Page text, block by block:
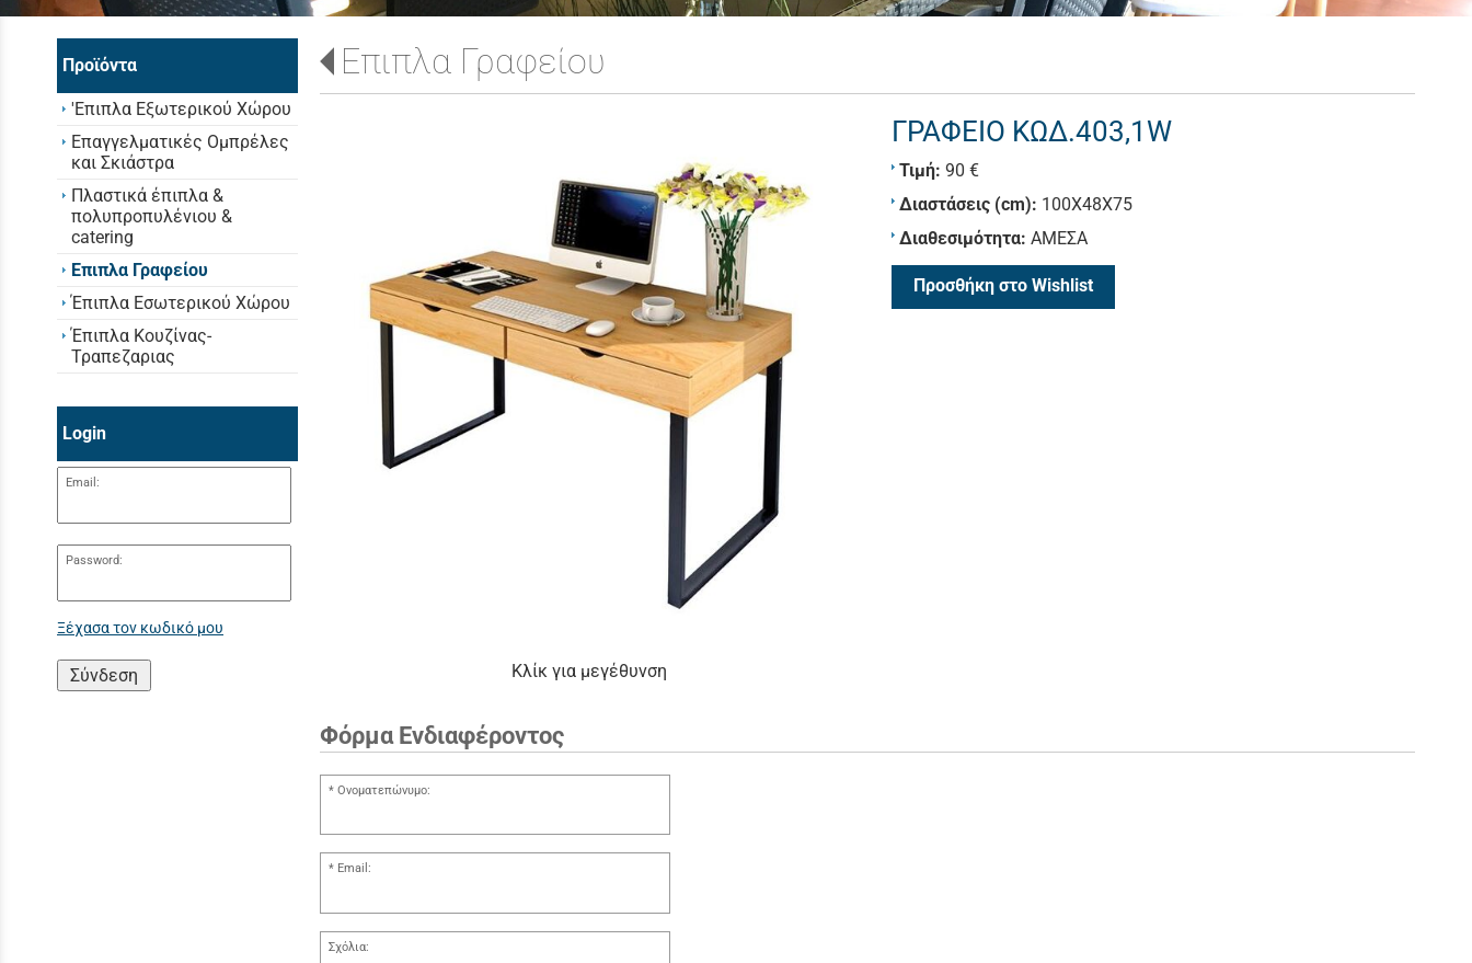
Προϊόντα
'Επιπλα Εξωτερικού Χώρου
Επαγγελματικές Ομπρέλες
και Σκιάστρα
Πλαστικά έπιπλα &
πολυπροπυλένιου &
catering
Επιπλα Γραφείου
Έπιπλα Εσωτερικού Χώρου
Έπιπλα Κουζίνας-
Τραπεζαριας
Login
Email:
Password:
Ξέχασα τον κωδικό μου
Σύνδεση
Επιπλα Γραφείου
Κλίκ για μεγέθυνση
ΓΡΑΦΕΙΟ ΚΩΔ.403,1W
Τιμή: 90 €
Διαστάσεις (cm): 100X48X75
Διαθεσιμότητα: ΑΜΕΣΑ
Προσθήκη στο Wishlist
Φόρμα Ενδιαφέροντος
Ονοματεπώνυμο:
Email:
Σχόλια: